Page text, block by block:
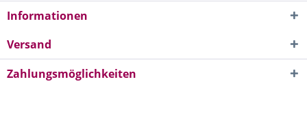
Informationen
Versand
Zahlungsmöglichkeiten